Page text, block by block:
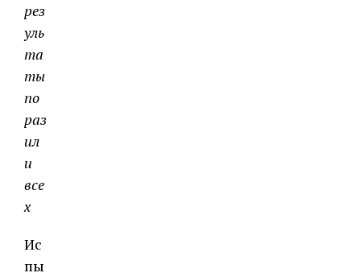
рез
уль
та
ты
по
раз
ил
и
все
х
Ис
пы